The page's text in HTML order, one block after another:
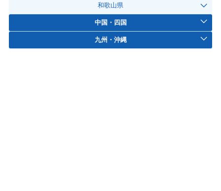
和歌山県
中国・四国
九州・沖縄